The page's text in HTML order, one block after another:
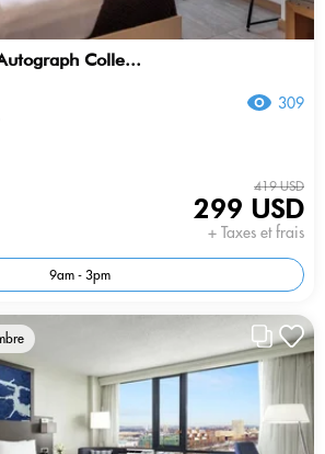
Colle...
309
419 USD
299 USD
+ Taxes et frais
9am - 3pm